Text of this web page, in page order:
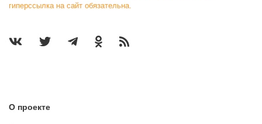
гиперссылка на сайт обязательна.
О проекте